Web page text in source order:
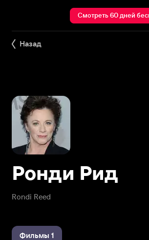
Смотреть 60 дней
Назад
Rondi Reed
Ронди Рид
Фильмы 1